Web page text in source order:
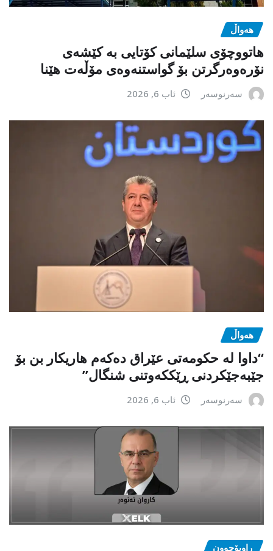
هەواڵ
هاتووچۆی سلێمانی کۆتایی بە کێشەی
نۆرەوەرگرتن بۆ گواستنەوەی مۆڵەت هێنا
سەرنوسەر ئاب 6, 2026
هەواڵ
“داوا لە حكومەتی عێراق دەكەم هاریكار بن بۆ
جێبەجێكردنی ڕێككەوتنی شنگال”
سەرنوسەر ئاب 6, 2026
ڕاوبۆچوون